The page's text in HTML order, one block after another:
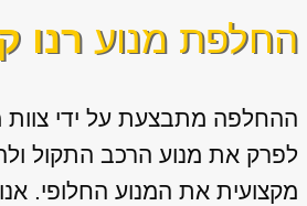
החלפת מנוע רנו
ההחלפה מתבצעת על ידי צוות
לפרק את מנוע הרכב התקול
מקצועית את המנוע החלופי.